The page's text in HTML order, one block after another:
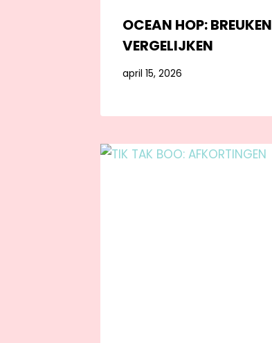
OCEAN HOP: BREUKEN
VERGELIJKEN
april 15, 2026